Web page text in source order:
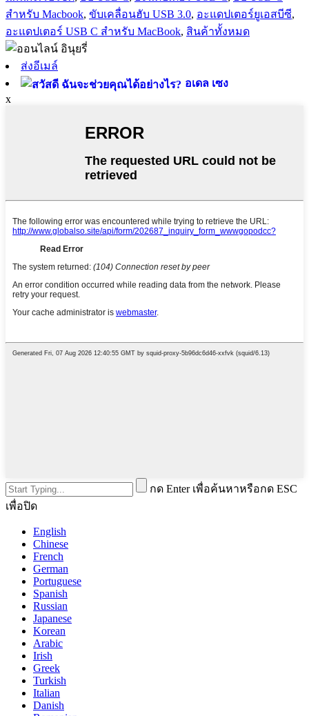
สำหรับ Macbook, ขับเคลื่อนฮับ USB 3.0, อะแดปเตอร์ยูเอสบีซี,
อะแดปเตอร์ USB C สำหรับ MacBook, สินค้าทั้งหมด
ส่งอีเมล์
อเดล เซง
x
กด Enter เพื่อค้นหาหรือกด ESC
เพื่อปิด
English
Chinese
French
German
Portuguese
Spanish
Russian
Japanese
Korean
Arabic
Irish
Greek
Turkish
Italian
Danish